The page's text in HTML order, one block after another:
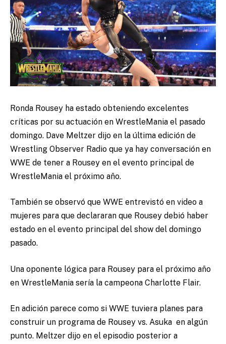
Ronda Rousey ha estado obteniendo excelentes
críticas por su actuación en WrestleMania el pasado
domingo. Dave Meltzer dijo en la última edición de
Wrestling Observer Radio que ya hay conversación en
WWE de tener a Rousey en el evento principal de
WrestleMania el próximo año.
También se observó que WWE entrevistó en video a
mujeres para que declararan que Rousey debió haber
estado en el evento principal del show del domingo
pasado.
Una oponente lógica para Rousey para el próximo año
en WrestleMania sería la campeona Charlotte Flair.
En adición parece como si WWE tuviera planes para
construir un programa de Rousey vs. Asuka en algún
punto. Meltzer dijo en el episodio posterior a